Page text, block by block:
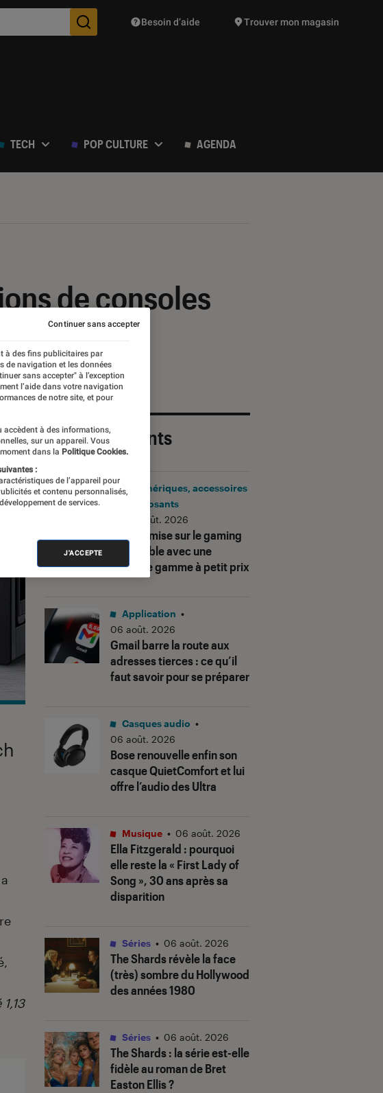
Des suggestions de produits vont vous être proposées
Besoin d’aide Trouver mon magasin
TECH POP CULTURE AGENDA
de consoles
Les plus récents
Corsair mise sur le gaming
accessible avec une
nouvelle gamme à petit prix
Périphériques, accessoires
et composants
06 août. 2026
Gmail barre la route aux
adresses tierces : ce qu’il
faut savoir pour se préparer
Application •
06 août. 2026
Bose renouvelle enfin son
casque QuietComfort et lui
offre l’audio des Ultra
Casques audio •
06 août. 2026
Ella Fitzgerald : pourquoi
elle reste la « First Lady of
Song », 30 ans après sa
disparition
Musique • 06 août. 2026
The Shardsrévèle la face
(très) sombre du Hollywood
des années 1980
Séries • 06 août. 2026
The Shards: la série est-elle
fidèle au roman de Bret
Easton Ellis ?
Séries • 06 août. 2026
à des fins publicitaires par
de navigation et les données
sans accepter" à l’exception
l’aide dans votre navigation
de notre site, et pour
à des informations,
sur un appareil. Vous
dans la Politique Cookies.
:
de l’appareil pour
et contenu personnalisés,
de services.
J'ACCEPTE
Continuer sans accepter